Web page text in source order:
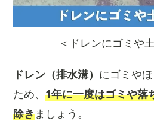
＜ドレンにゴミや
ドレン（排水溝） にゴミや
ため、 1年に一度はゴミや落
除きましょう。